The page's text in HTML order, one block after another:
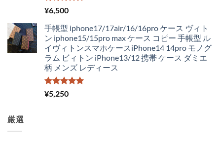
5段階中
5.00
¥6,500
手帳型 iphone17/17air/16/16pro ケース ヴィト
ン iphone15/15pro max ケース コピー 手帳型 ル
イヴィトンスマホケースiPhone14 14pro モノグ
ラム ビィトン iPhone13/12 携帯 ケース ダミエ
柄 メンズ レディース
5段階中
5.00
¥5,250
厳選